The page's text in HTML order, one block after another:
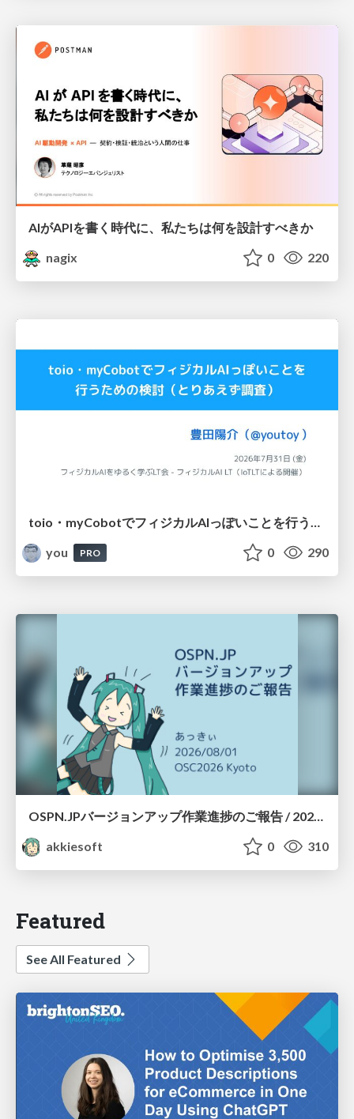
AIがAPIを書く時代に、私たちは何を設計すべきか
nagix
0 220
you
PRO 0 290
OSPN.JPバージョンアップ作業進捗のご報告 / 20260801-osc26kyoto
akkiesoft
0 310
Featured
See All Featured